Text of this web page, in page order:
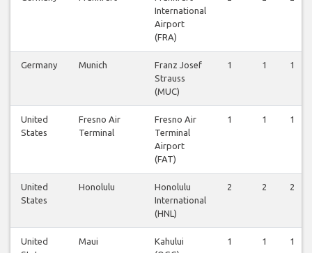
International
Airport
(FRA)
Germany Munich
Franz Josef
Strauss
(MUC)
1 1 1
United
States
Fresno Air
Terminal
Fresno Air
Terminal
Airport
(FAT)
1 1 1
United
States
Honolulu
Honolulu
International
(HNL)
2 2 2
United
Maui
Kahului
1 1 1